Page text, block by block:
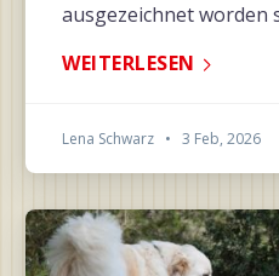
ausgezeichnet worden
WEITERLESEN
Lena Schwarz • 3 Feb, 2026